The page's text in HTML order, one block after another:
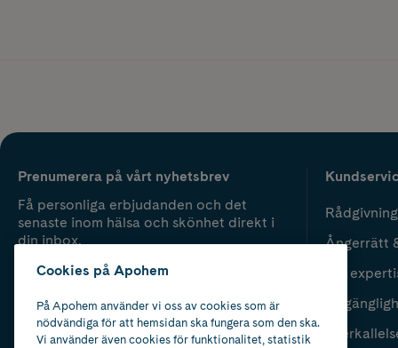
Prenumerera på vårt nyhetsbrev
Få personliga erbjudanden och det
senaste inom hälsa och skönhet direkt i
din inbox.
Ångerrätt
Vår
Cookies på Apohem
På Apohem använder vi oss av cookies som är
nödvändiga för att hemsidan ska fungera som den ska.
Vi använder även cookies för funktionalitet, statistik